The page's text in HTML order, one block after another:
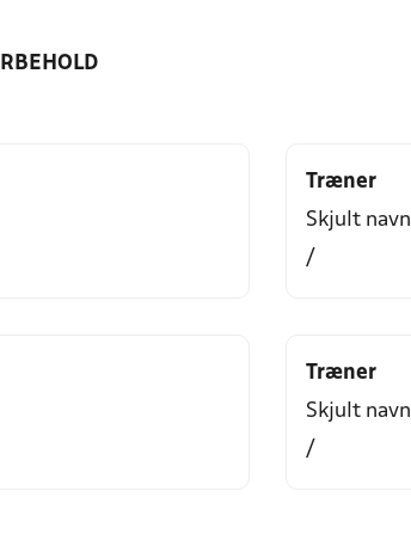
Træner
Skjult navn
/
Træner
Skjult navn
/